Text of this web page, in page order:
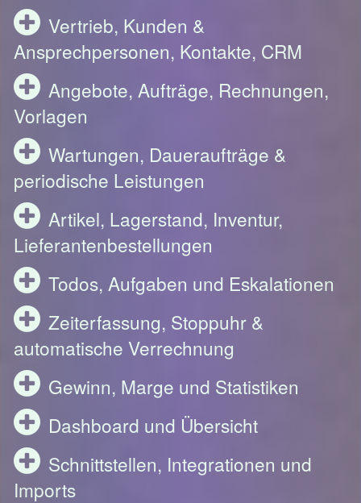
Vertrieb, Kunden &
Ansprechpersonen, Kontakte, CRM
Angebote, Aufträge, Rechnungen,
Vorlagen
Wartungen, Daueraufträge &
periodische Leistungen
Artikel, Lagerstand, Inventur,
Lieferantenbestellungen
Todos, Aufgaben und Eskalationen
Zeiterfassung, Stoppuhr &
automatische Verrechnung
Gewinn, Marge und Statistiken
Dashboard und Übersicht
Schnittstellen, Integrationen und
Imports